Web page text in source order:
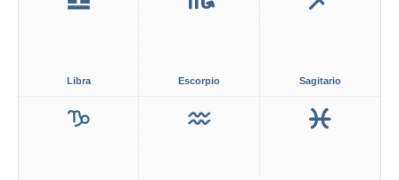
Libra Escorpio Sagitario